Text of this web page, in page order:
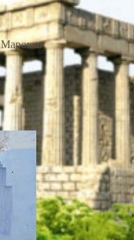
Марокко